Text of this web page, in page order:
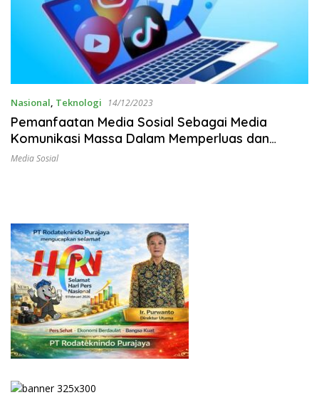
Nasional, Teknologi 14/12/2023
Pemanfaatan Media Sosial Sebagai Media
Komunikasi Massa Dalam Memperluas dan
Meningkatkan Interaksi Dengan Konsumen
Media Sosial